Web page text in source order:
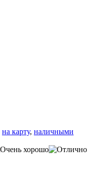
на карту, наличными